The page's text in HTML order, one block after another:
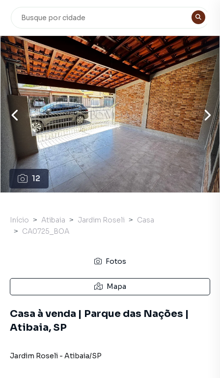
12
Início Atibaia Jardim Roseli
Casa
CA0725_BOA
Fotos
Mapa
Casa à venda | Parque das Nações |
Atibaia, SP
Jardim Roseli - Atibaia/SP